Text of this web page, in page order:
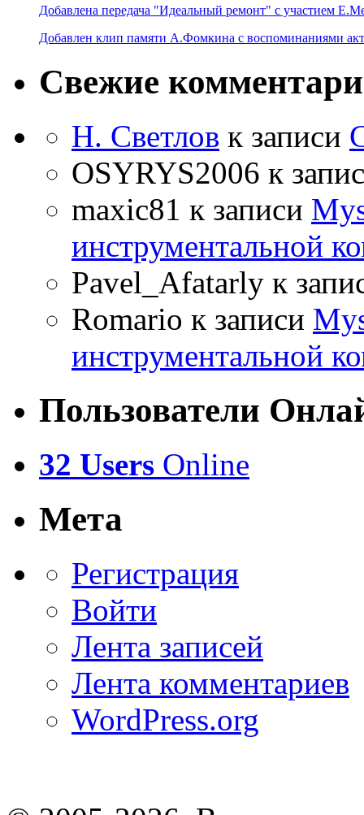
Добавлена передача "Идеальный ремонт" с участием
Добавлен клип памяти А.Фомкина с воспоминаниями
Свежие
Н. Светлов к записи
OSYRYS2006 к
maxic81 к записи
инструментальной
Pavel_Afatarly к
Romario к записи
инструментальной
Пользователи
32 Users Online
Мета
Регистрация
Войти
Лента записей
Лента комментариев
WordPress.org